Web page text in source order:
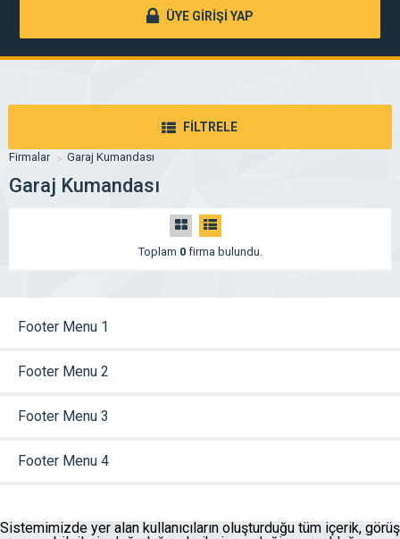
ÜYE GİRİŞİ YAP
FİLTRELE
Firmalar Garaj Kumandası
Garaj Kumandası
Toplam 0firma bulundu.
Footer Menu 1
Footer Menu 2
Footer Menu 3
Footer Menu 4
Sistemimizde yer alan kullanıcıların oluşturduğu tüm içerik, görüş